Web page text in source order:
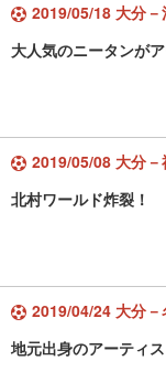
2019/05/18 大分－
大人気のニータンが
2019/05/08 大分－
北村ワールド炸裂！
2019/04/24 大分－
地元出身のアーティ